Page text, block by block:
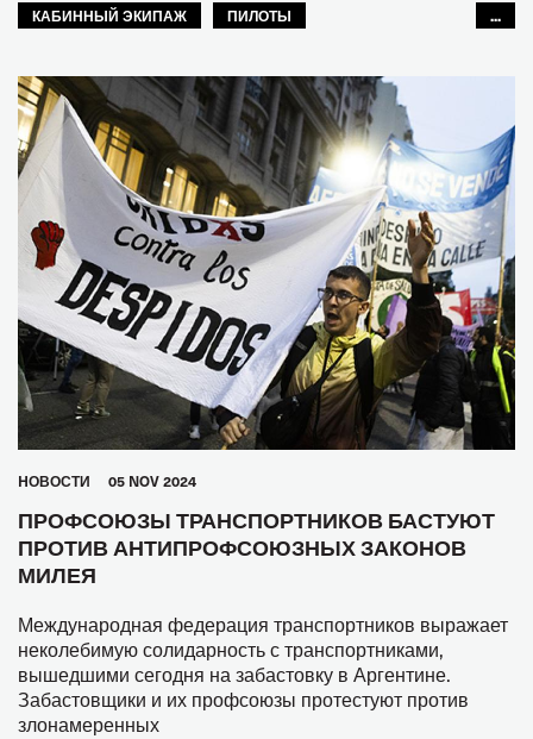
КАБИННЫЙ ЭКИПАЖ
ПИЛОТЫ
...
HОВОСТИ 05 NOV 2024
ПРОФСОЮЗЫ ТРАНСПОРТНИКОВ БАСТУЮТ
ПРОТИВ АНТИПРОФСОЮЗНЫХ ЗАКОНОВ
МИЛЕЯ
Международная федерация транспортников выражает
неколебимую солидарность с транспортниками,
вышедшими сегодня на забастовку в Аргентине.
Забастовщики и их профсоюзы протестуют против
злонамеренных